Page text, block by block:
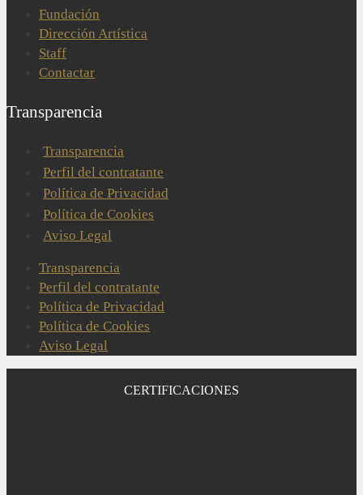
Fundación
Dirección Artística
Staff
Contactar
Transparencia
Transparencia
Perfil del contratante
Política de Privacidad
Política de Cookies
Aviso Legal
Transparencia
Perfil del contratante
Política de Privacidad
Política de Cookies
Aviso Legal
CERTIFICACIONES